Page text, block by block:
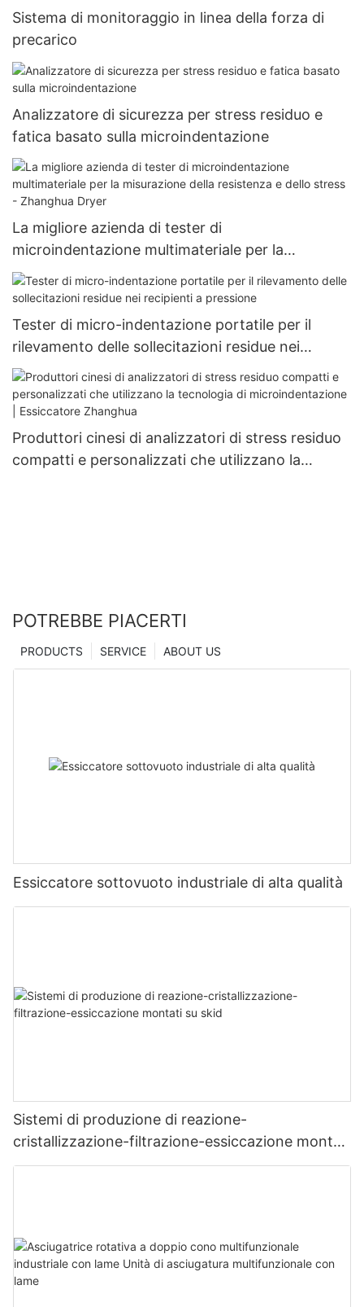
Sistema di monitoraggio in linea della forza di
precarico
Analizzatore di sicurezza per stress residuo e
fatica basato sulla microindentazione
La migliore azienda di tester di
microindentazione multimateriale per la
misurazione della resistenza e dello stress -
Zhanghua Dryer
Tester di micro-indentazione portatile per il
rilevamento delle sollecitazioni residue nei
recipienti a pressione
Produttori cinesi di analizzatori di stress residuo
compatti e personalizzati che utilizzano la
POTREBBE PIACERTI
ABOUT US
SERVICE
PRODUCTS
Essiccatore sottovuoto industriale di alta qualità
Sistemi di produzione di reazione-
cristallizzazione-filtrazione-essiccazione montati
su skid